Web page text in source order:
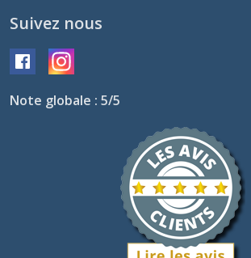
Suivez nous
Note globale : 5/5